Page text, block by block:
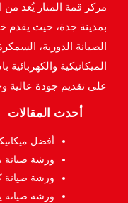
مركز قمة المنار يُعد من
بمدينة جدة، حيث يقدم
الصيانة الدورية،
الميكانيكية
على تقديم جودة عالية
أحدث المقالات
أفضل
ورشة صيانة
ورشة صيانة
ورشة صيانة